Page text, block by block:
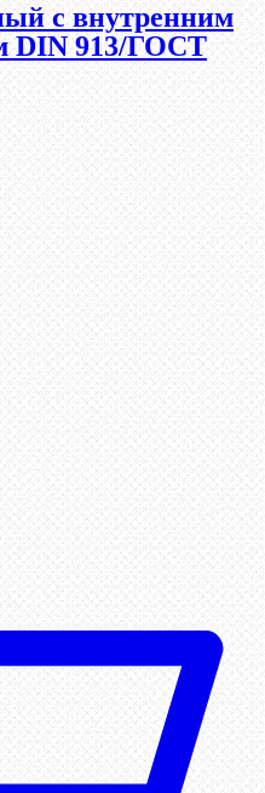
с внутренним
DIN 913/ГОСТ